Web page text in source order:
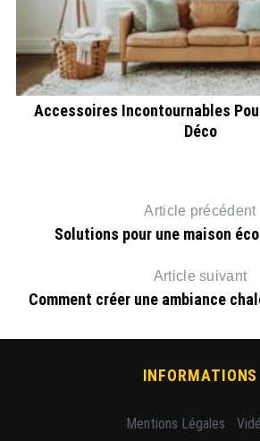
Accessoires Incontournables
Déco
Article précédent
Solutions pour une maison
Article suivant
Comment créer une ambiance
INFORMATIONS
Mentions Légales